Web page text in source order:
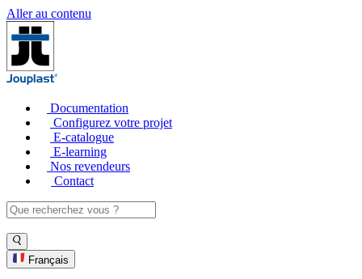
Aller au contenu
Documentation
Configurez votre projet
E-catalogue
E-learning
Nos revendeurs
Contact
Français